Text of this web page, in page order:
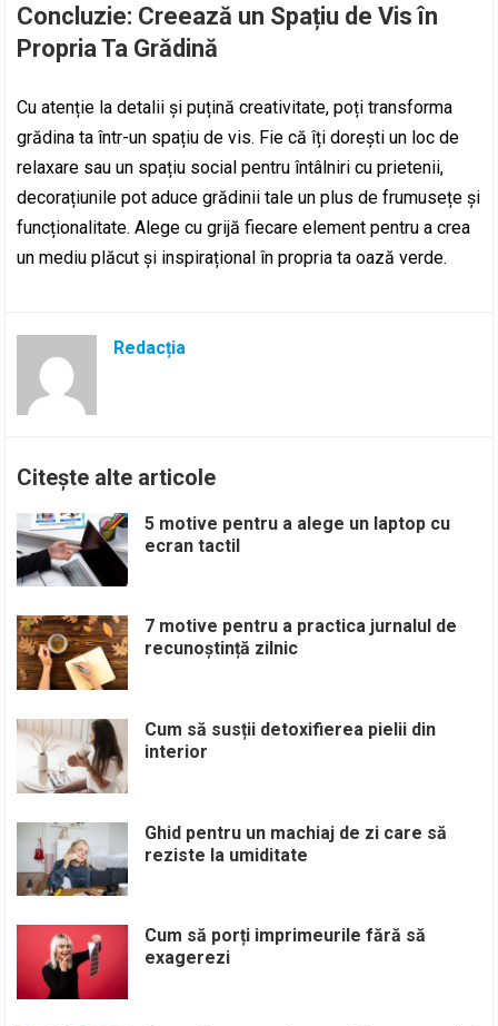
Concluzie: Creează un Spațiu de Vis în
Propria Ta Grădină
Cu atenție la detalii și puțină creativitate, poți transforma
grădina ta într-un spațiu de vis. Fie că îți dorești un loc de
relaxare sau un spațiu social pentru întâlniri cu prietenii,
decorațiunile pot aduce grădinii tale un plus de frumusețe și
funcționalitate. Alege cu grijă fiecare element pentru a crea
un mediu plăcut și inspirațional în propria ta oază verde.
Redacția
Citește alte articole
5 motive pentru a alege un laptop cu
ecran tactil
7 motive pentru a practica jurnalul de
recunoștință zilnic
Cum să susții detoxifierea pielii din
interior
Ghid pentru un machiaj de zi care să
reziste la umiditate
Cum să porți imprimeurile fără să
exagerezi